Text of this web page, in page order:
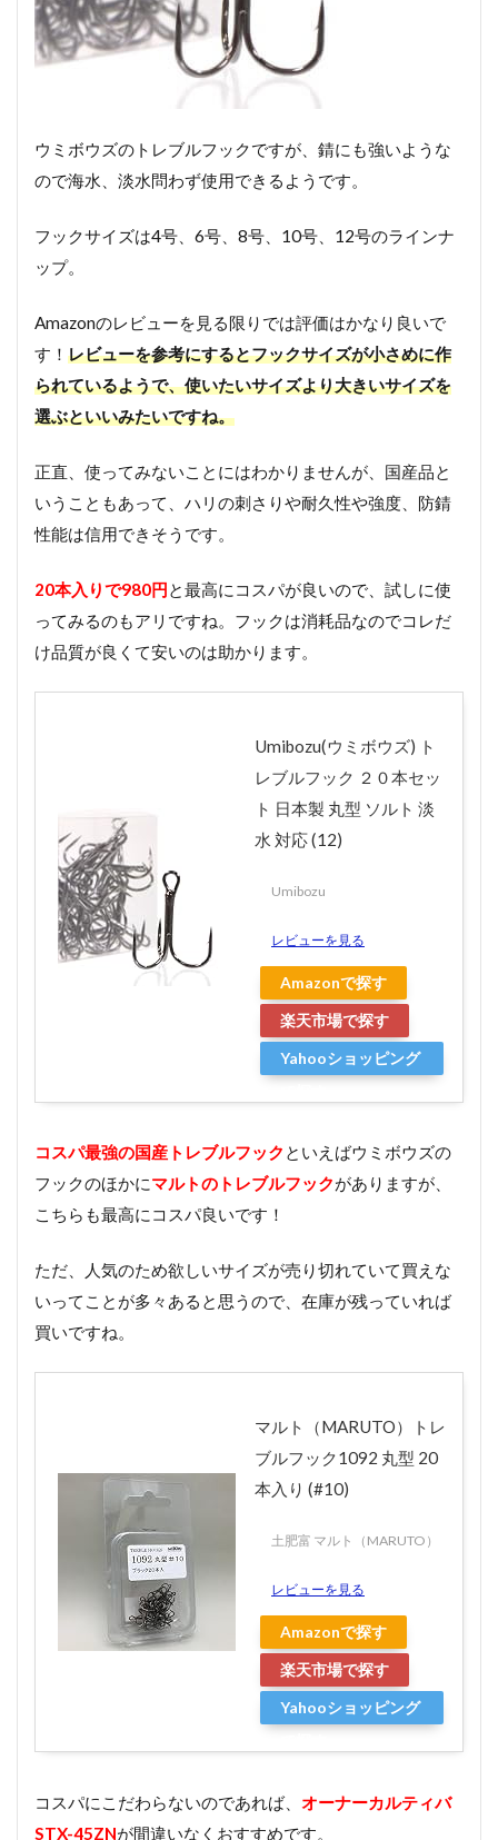
ウミボウズのトレブルフックですが、錆にも強いような
ので海水、淡水問わず使用できるようです。
フックサイズは4号、6号、8号、10号、12号のラインナ
ップ。
Amazonのレビューを見る限りでは評価はかなり良いで
す！ レビューを参考にするとフックサイズが小さめに作
られているようで、使いたいサイズより大きいサイズを
選ぶといいみたいですね。
正直、使ってみないことにはわかりませんが、国産品と
いうこともあって、ハリの刺さりや耐久性や強度、防錆
性能は信用できそうです。
20本入りで980円 と最高にコスパが良いので、試しに使
ってみるのもアリですね。フックは消耗品なのでコレだ
け品質が良くて安いのは助かります。
Umibozu(ウミボウズ) ト
レブルフック ２０本セッ
ト 日本製 丸型 ソルト 淡
水 対応 (12)
Umibozu
レビューを見る
Amazonで探す
楽天市場で探す
Yahooショッピング
コスパ最強の国産トレブルフック といえばウミボウズの
フックのほかにマルトのトレブルフックがありますが、
こちらも最高にコスパ良いです！
ただ、人気のため欲しいサイズが売り切れていて買えな
いってことが多々あると思うので、在庫が残っていれば
買いですね。
マルト（MARUTO）トレ
ブルフック1092 丸型 20
本入り (#10)
土肥富 マルト（MARUTO）
レビューを見る
Amazonで探す
楽天市場で探す
Yahooショッピング
コスパにこだわらないのであれば、 オーナーカルティバ
STX-45ZNが間違いなくおすすめです。